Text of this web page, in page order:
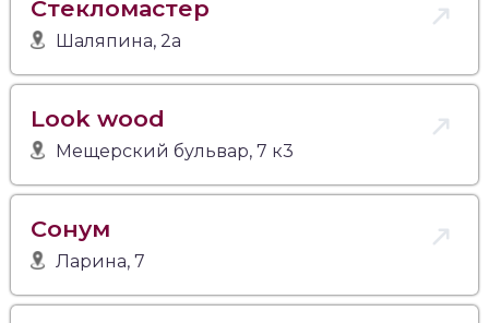
Стекломастер
Шаляпина, 2а
Look wood
Мещерский бульвар, 7 к3
Сонум
Ларина, 7